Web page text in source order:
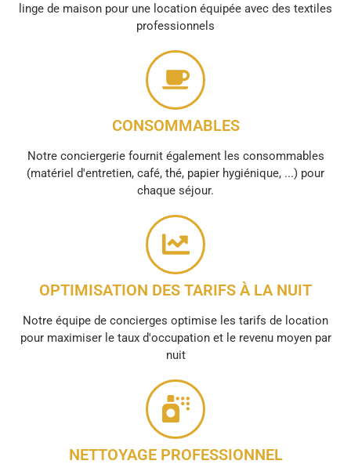
linge de maison pour une location équipée avec des textiles
professionnels
CONSOMMABLES
Notre conciergerie fournit également les consommables
(matériel d'entretien, café, thé, papier hygiénique, ...) pour
chaque séjour.
OPTIMISATION DES TARIFS À LA NUIT
Notre équipe de concierges optimise les tarifs de location
pour maximiser le taux d'occupation et le revenu moyen par
nuit
NETTOYAGE PROFESSIONNEL